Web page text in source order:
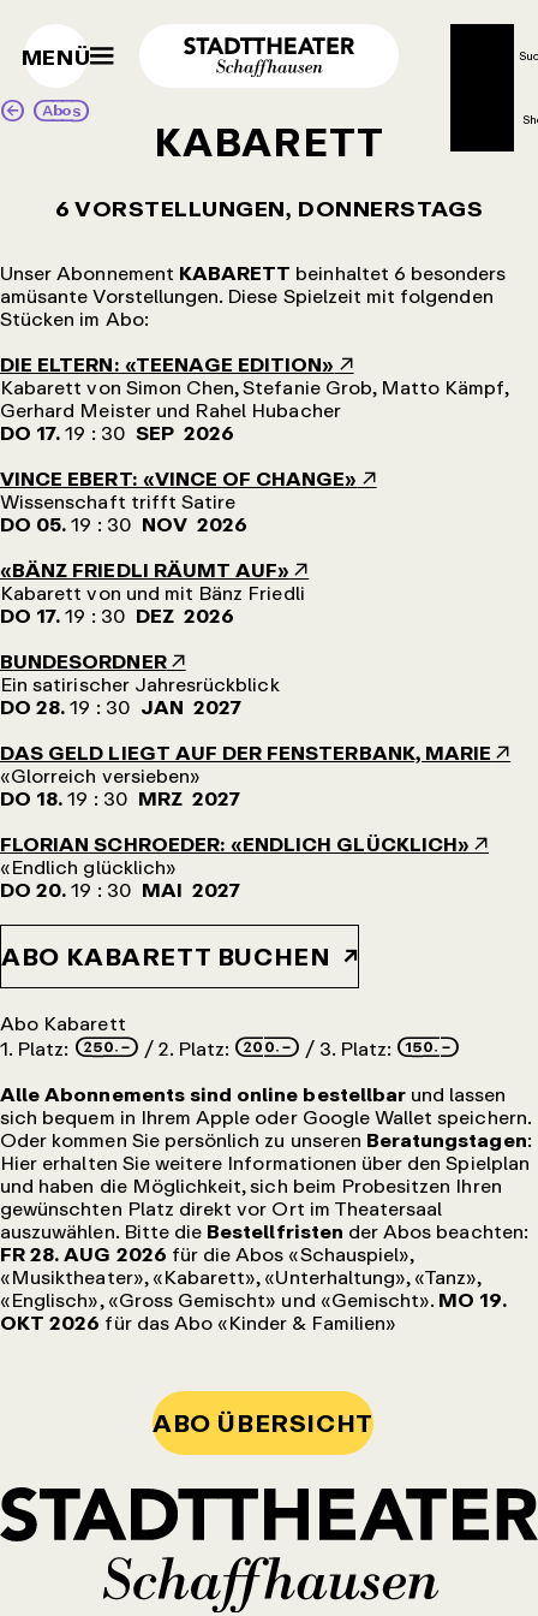
MENÜ
Abos
KABARETT
6 VORSTELLUNGEN, DONNERSTAGS
Unser Abonnement KABARETT beinhaltet 6 besonders
amüsante Vorstellungen. Diese Spielzeit mit folgenden
Stücken im Abo:
DIE ELTERN: «TEENAGE EDITION»
Kabarett von Simon Chen, Stefanie Grob, Matto Kämpf,
Gerhard Meister und Rahel Hubacher
DO 17.19 : 30 SEP 2026
VINCE EBERT: «VINCE OF CHANGE»
Wissenschaft trifft Satire
DO 05.19 : 30 NOV 2026
«BÄNZ FRIEDLI RÄUMT AUF»
Kabarett von und mit Bänz Friedli
DO 17.19 : 30 DEZ 2026
BUNDESORDNER
Ein satirischer Jahresrückblick
DO 28.19 : 30 JAN 2027
DAS GELD LIEGT AUF DER FENSTERBANK, MARIE
«Glorreich versieben»
DO 18.19 : 30 MRZ 2027
FLORIAN SCHROEDER: «ENDLICH GLÜCKLICH»
«Endlich glücklich»
DO 20.19 : 30 MAI 2027
ABO KABARETT BUCHEN
Abo Kabarett
1. Platz: 250.– / 2. Platz: 200.– / 3. Platz: 150.–
Alle Abonnements sind online bestellbarund lassen
sich bequem in Ihrem Apple oder Google Wallet speichern.
Oder kommen Sie persönlich zu unseren Beratungstagen:
Hier erhalten Sie weitere Informationen über den Spielplan
und haben die Möglichkeit, sich beim Probesitzen Ihren
gewünschten Platz direkt vor Ort im Theatersaal
auszuwählen. Bitte die Bestellfristen der Abos beachten:
FR 28. AUG 2026 für die Abos «Schauspiel»,
«Musiktheater», «Kabarett», «Unterhaltung», «Tanz»,
«Englisch», «Gross Gemischt» und «Gemischt». MO 19.
OKT 2026 für das Abo «Kinder & Familien»
ABO ÜBERSICHT